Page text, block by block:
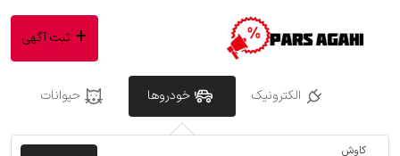
الکترونیک خودروها حیوانات
کاوش
ثبت آگهی